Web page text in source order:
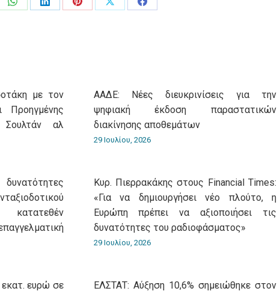
Share
Share
Share
Share
Share
με τον
Προηγμένης
αλ
ΑΑΔΕ: Νέες διευκρινίσεις για την
ψηφιακή έκδοση παραστατικών
διακίνησης αποθεμάτων
29 Ιουλίου, 2026
Κυρ. Πιερρακάκης στους Financial Times:
«Για να δημιουργήσει νέο πλούτο, η
Ευρώπη πρέπει να αξιοποιήσει τις
δυνατότητες του ραδιοφάσματος»
29 Ιουλίου, 2026
ευρώ σε
ΕΛΣΤΑΤ: Αύξηση 10,6% σημειώθηκε στον